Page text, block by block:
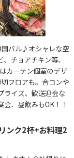
国バル♪オシャレな空
チョアチキン等、
カーテン個室のデザ
フロアも。合コンや
ライズ、歓送迎会な
、昼飲みもOK！！
ンク2杯+お料理2